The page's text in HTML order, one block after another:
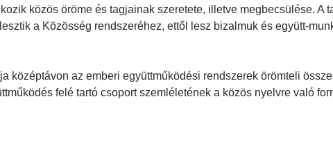
közös öröme és tagjainak szeretete, illetve megbecsülése. A
a Közösség rendszeréhez, ettől lesz bizalmuk és együtt-
középtávon az emberi együttműködési rendszerek örömteli
felé tartó csoport szemléletének a közös nyelvre való